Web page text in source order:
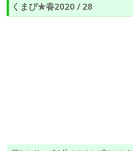
くまぴ★春2020 / 28